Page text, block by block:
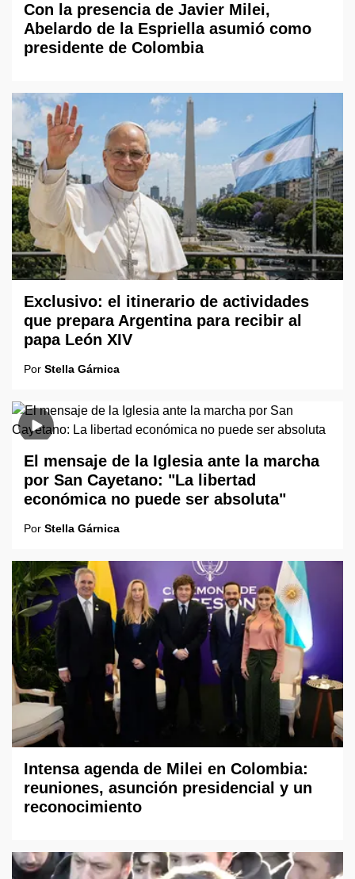
Con la presencia de Javier Milei,
Abelardo de la Espriella asumió como
presidente de Colombia
Exclusivo: el itinerario de actividades
que prepara Argentina para recibir al
papa León XIV
Por Stella Gárnica
El mensaje de la Iglesia ante la marcha
por San Cayetano: "La libertad
económica no puede ser absoluta"
Por Stella Gárnica
Intensa agenda de Milei en Colombia:
reuniones, asunción presidencial y un
reconocimiento